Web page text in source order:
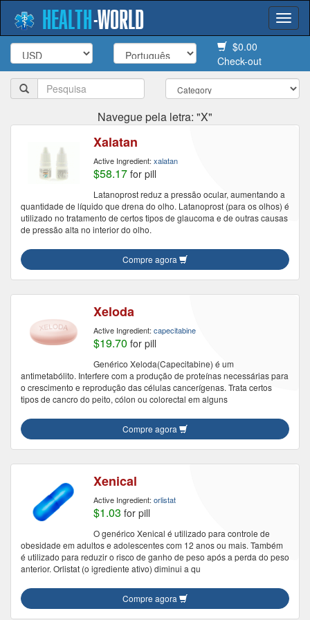
HEALTH-WORLD
$0.00
Check-out
Navegue pela letra: "X"
Xalatan
Active Ingredient: xalatan
$58.17 for pill
Latanoprost reduz a pressão ocular, aumentando a
quantidade de líquido que drena do olho. Latanoprost (para os olhos) é
utilizado no tratamento de certos tipos de glaucoma e de outras causas
de pressão alta no interior do olho.
Compre agora
Xeloda
Active Ingredient: capecitabine
$19.70 for pill
Genérico Xeloda(Capecitabine) é um
antimetabólito. Interfere com a produção de proteínas necessárias para
o crescimento e reprodução das células cancerígenas. Trata certos
tipos de cancro do peito, cólon ou colorectal em alguns
Compre agora
Xenical
Active Ingredient: orlistat
$1.03 for pill
O genérico Xenical é utilizado para controle de
obesidade em adultos e adolescentes com 12 anos ou mais. Também
é utilizado para reduzir o risco de ganho de peso após a perda do peso
anterior. Orlistat (o igrediente ativo) diminui a qu
Compre agora